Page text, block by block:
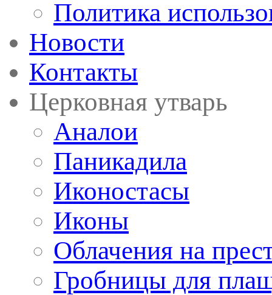
Политика
Новости
Контакты
Церковная утварь
Аналои
Паникадила
Иконостасы
Иконы
Облачения на
Гробницы для